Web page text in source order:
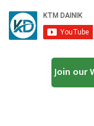
Join our